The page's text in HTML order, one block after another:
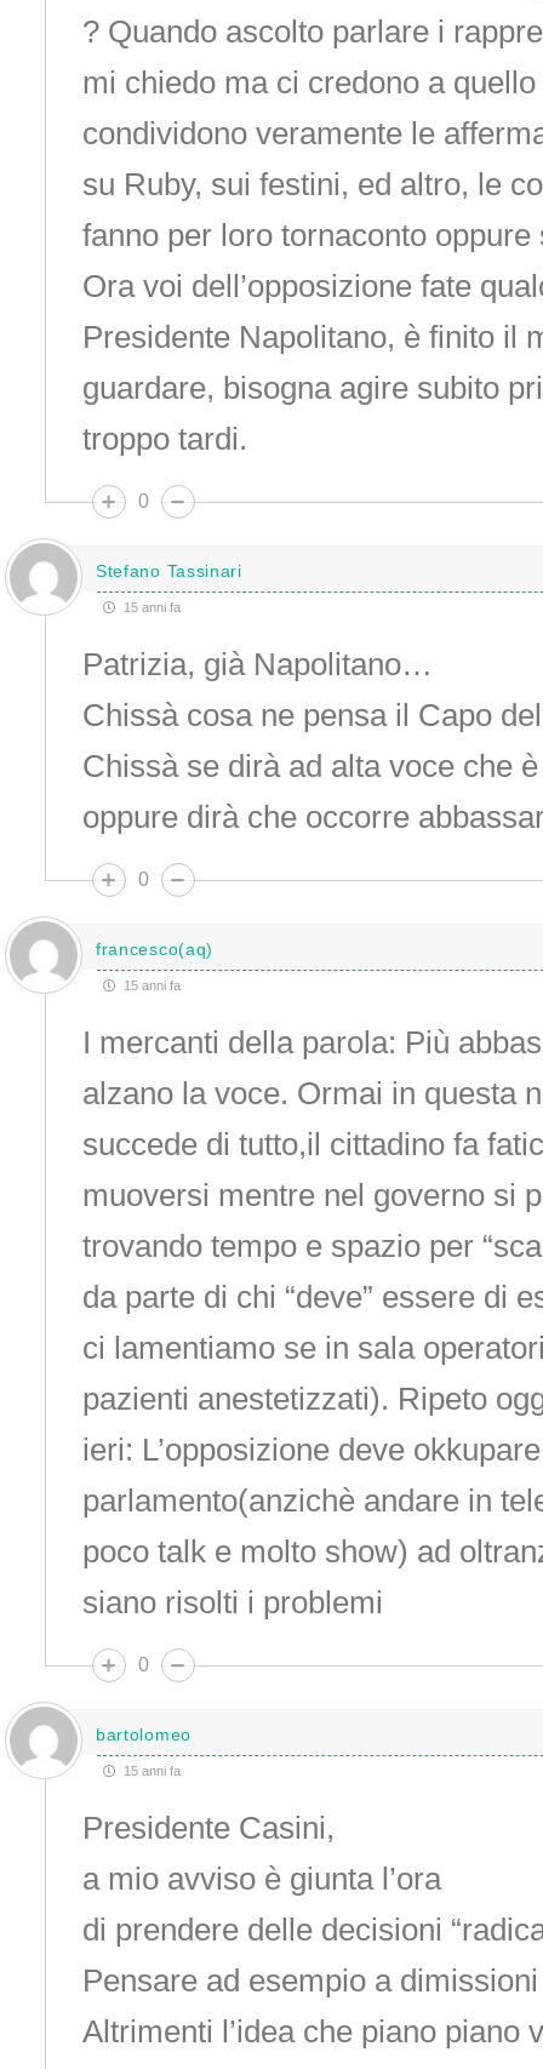
? Quando ascolto parlare i
mi chiedo ma ci credono a
condividono veramente le
su Ruby, sui festini, ed altro, le
fanno per loro tornaconto
Ora voi dell’opposizione fate
Presidente Napolitano, è finito il
guardare, bisogna agire subito
troppo tardi.
0
Stefano Tassinari
15 anni fa
Patrizia, già Napolitano…
Chissà cosa ne pensa il Capo
Chissà se dirà ad alta voce che
oppure dirà che occorre
0
francesco(aq)
15 anni fa
I mercanti della parola: Più
alzano la voce. Ormai in questa
succede di tutto,il cittadino fa
muoversi mentre nel governo si
trovando tempo e spazio per
da parte di chi “deve” essere di
ci lamentiamo se in sala
pazienti anestetizzati). Ripeto
ieri: L’opposizione deve
parlamento(anzichè andare in
poco talk e molto show) ad
siano risolti i problemi
0
bartolomeo
15 anni fa
Presidente Casini,
a mio avviso è giunta l’ora
di prendere delle decisioni
Pensare ad esempio a dimissioni
Altrimenti l’idea che piano piano